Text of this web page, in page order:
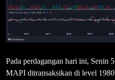
Pada perdagangan hari ini, Senin
MAPI ditransaksikan di level